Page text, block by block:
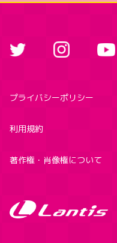
プライバシーポリシー
利用規約
著作権・肖像権について